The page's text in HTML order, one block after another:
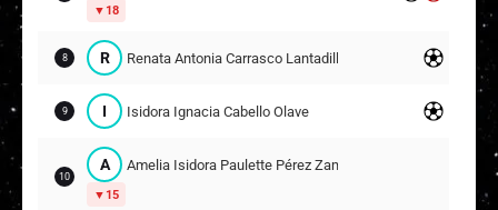
18
8 R Renata Antonia Carrasco Lantadilla
9 I Isidora Ignacia Cabello Olave
10
A Amelia Isidora Paulette Pérez Zamorano
15